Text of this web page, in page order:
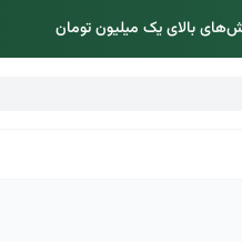
بالای یک میلیون تومان